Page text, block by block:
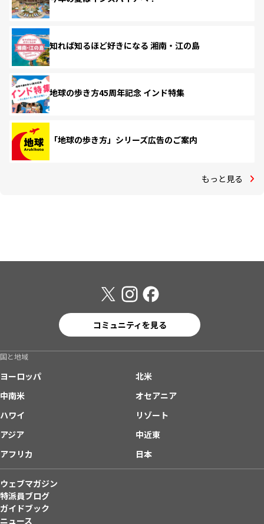
知れば知るほど好きになる 湘南・江の島
地球の歩き方45周年記念 インド特集
「地球の歩き方」シリーズ広告のご案内
もっと見る
コミュニティを見る
国と地域
ヨーロッパ
北米
中南米
オセアニア
ハワイ
リゾート
アジア
中近東
アフリカ
日本
ウェブマガジン
特派員ブログ
ガイドブック
ニュース